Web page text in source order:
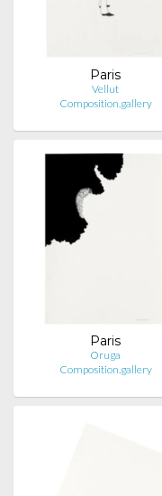
Paris
Vellut
Composition.gallery
Paris
Oruga
Composition.gallery